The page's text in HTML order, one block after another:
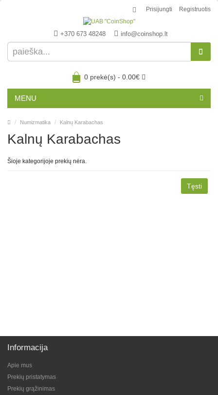
Prisijungti Registruotis
+370 673 48248 info@coinshop.lt
0 prekė(s) - 0.00€
MENU
Numizmatika Kalnų Karabachas
Kalnų Karabachas
Šioje kategorijoje prekių nėra.
Tęsti
Informacija
Apie mus
Prekių pristatymas
Prekių grąžinimas